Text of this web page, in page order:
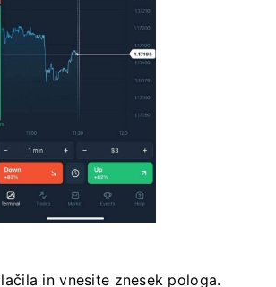
in vnesite znesek pologa.